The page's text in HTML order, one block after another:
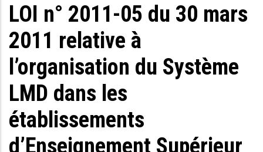
LOI n° 2011-05 du 30 mars
2011 relative à
l’organisation du Système
LMD dans les
établissements
d’Enseignement Supérieur